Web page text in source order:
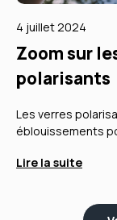
4 juillet 2024
Zoom sur
polarisants
Les verres
éblouissements
Lire la suite